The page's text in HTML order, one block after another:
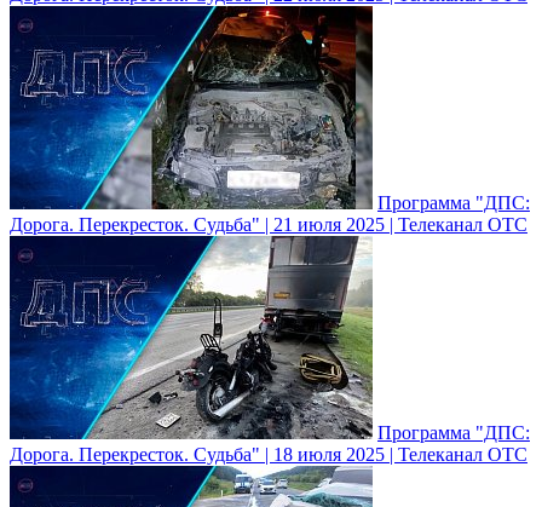
Программа "ДПС:
Дорога. Перекресток. Судьба" | 21 июля 2025 | Телеканал ОТС
Программа "ДПС:
Дорога. Перекресток. Судьба" | 18 июля 2025 | Телеканал ОТС